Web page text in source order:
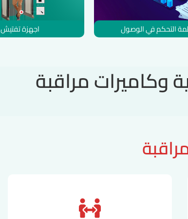
التحكم في الوصول اجهزة تفتيش
وكاميرات مراقبة